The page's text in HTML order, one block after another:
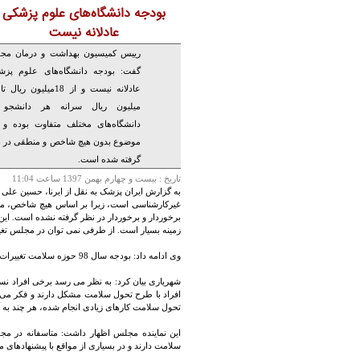
بودجه دانشگاه‌های علوم پزشکی
عادلانه نیست
رییس کمیسیون بهداشت و درمان
گفت: بودجه دانشگاه‌های علوم
میلیون ریال سرانه هر دانشجو
دانشگاه‌های مختلف متفاوت بوده و
موضوع بدون هیچ شاخص و منطقی در
گرفته شده است.
تاريخ : بيست و چهارم بهمن 1397 ساعت 11:04
غیرکارشناسی است، زیرا بر اساس هیچ شاخص،
برخوردار و برخوردار در نظر گرفته نشده است.
زمینه بسیار است. از طرفی نمی توان در مجلس
وی ادامه داد: بودجه سال 98 حوزه سلامت تغییرات چندانی نداشته و تقریبا همان چیزی که دولت اعلام کرده بود به صحن می رود.
شهریاری بیان کرد: به نظر می رسد برخی افراد
افراد با طرح تحول سلامت مشکل دارند و فکر
تحول سلامت کارهای زیادی انجام شده، هر چند به
این نماینده مجلس اظهار داشت: متاسفانه در
سلامت دارند و در بسیاری از مواقع با پیشنهادهای